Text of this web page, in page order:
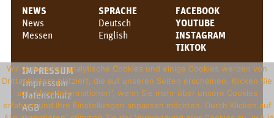
Messen
News
Deutsch
English
NEWS
News
Messen
SPRACHE
Deutsch
English
FACEBOOK
YOUTUBE
INSTAGRAM
TIKTOK
IMPRESSUM
Impressum
Datenschutz
AGB
Wir verwenden analytische Cookies und einige Cookies werden von
Drittanbietern platziert, die auf unseren Seiten erscheinen. Klicken Sie
auf „Mehr Informationen“, wenn Sie mehr über unsere Cookies
erfahren und Ihre Einstellungen anpassen möchten. Durch Klicken auf